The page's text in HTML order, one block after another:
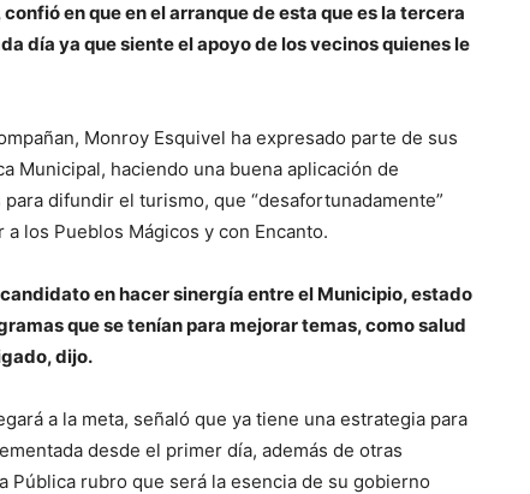
en que en el arranque de esta que es la tercera
día ya que siente el apoyo de los vecinos quienes le
Monroy Esquivel ha expresado parte de sus
Municipal, haciendo una buena aplicación de
difundir el turismo, que “desafortunadamente”
los Pueblos Mágicos y con Encanto.
en hacer sinergía entre el Municipio, estado
que se tenían para mejorar temas, como salud
dijo.
a la meta, señaló que ya tiene una estrategia para
desde el primer día, además de otras
Pública rubro que será la esencia de su gobierno